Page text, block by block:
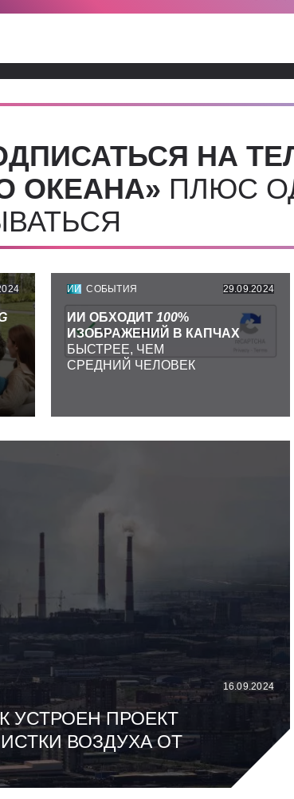
НА
ОКЕАНА» ПЛЮС
ИИ СОБЫТИЯ 29.09.2024
ИИ ОБХОДИТ 100%
ИЗОБРАЖЕНИЙ В КАПЧАХ
БЫСТРЕЕ, ЧЕМ
СРЕДНИЙ ЧЕЛОВЕК
16.09.2024
УСТРОЕН ПРОЕКТ
ВОЗДУХА ОТ